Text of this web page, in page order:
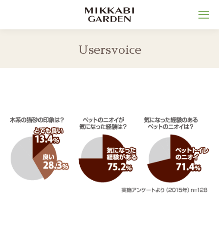
Usersvoice
You are here: